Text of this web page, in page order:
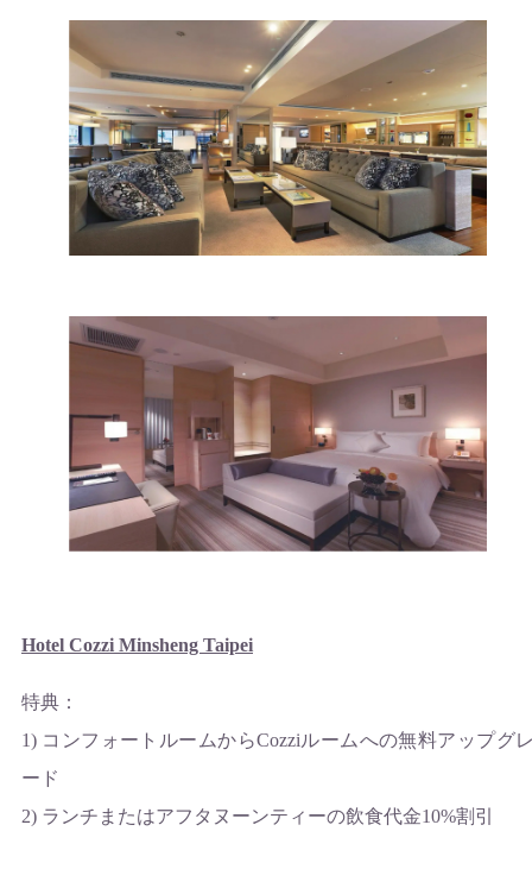
Hotel Cozzi Minsheng Taipei
特典：
1) コンフォートルームからCozziルームへの無料アップグ
ード
2) ランチまたはアフタヌーンティーの飲食代金10%割引